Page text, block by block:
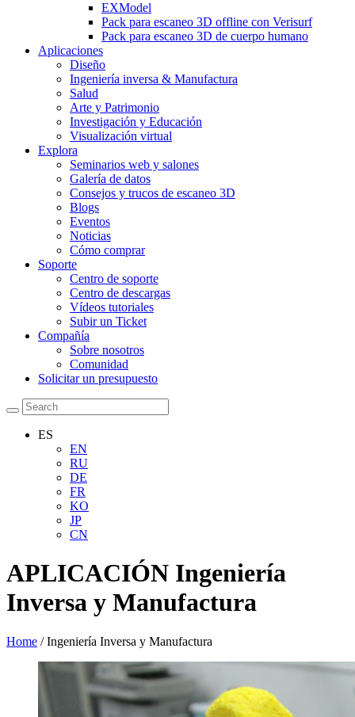
EXModel
Pack para escaneo 3D offline con Verisurf
Pack para escaneo 3D de cuerpo humano
Aplicaciones
Diseño
Ingeniería inversa & Manufactura
Salud
Arte y Patrimonio
Investigación y Educación
Visualización virtual
Explora
Seminarios web y salones
Galería de datos
Consejos y trucos de escaneo 3D
Blogs
Eventos
Noticias
Cómo comprar
Soporte
Centro de soporte
Centro de descargas
Vídeos tutoriales
Subir un Ticket
Compañía
Sobre nosotros
Comunidad
Solicitar un presupuesto
ES
EN
RU
DE
FR
KO
JP
CN
APLICACIÓN Ingeniería
Inversa y Manufactura
Home /Ingeniería Inversa y Manufactura